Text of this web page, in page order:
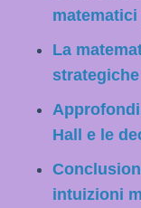
La
Hall e le
intuizioni